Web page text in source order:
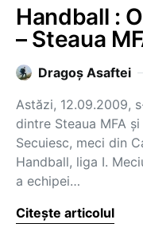
Handball :
– Steaua
Dragoş Asaftei
Astăzi, 12.09.2009,
dintre Steaua MFA
Secuiesc, meci din
Handball, liga I.
a echipei…
Citește articolul